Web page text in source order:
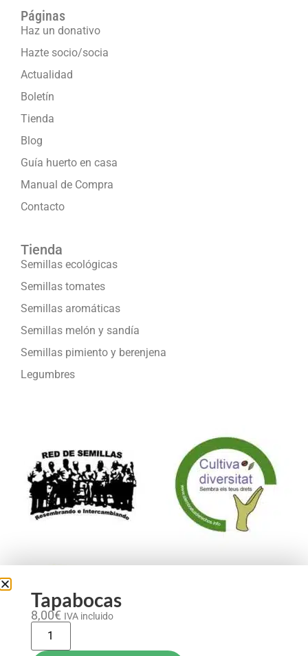
Páginas
Haz un donativo
Hazte socio/socia
Actualidad
Boletín
Tienda
Blog
Guía huerto en casa
Manual de Compra
Contacto
Tienda
Semillas ecológicas
Semillas tomates
Semillas aromáticas
Semillas melón y sandía
Semillas pimiento y berenjena
Legumbres
Tapabocas
8,00€ IVA incluido